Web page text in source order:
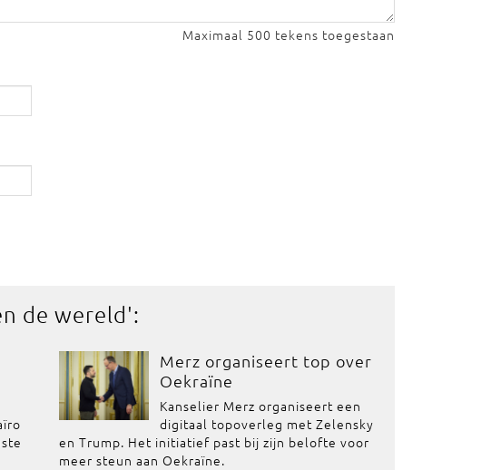
Maximaal 500 tekens toegestaan
de wereld':
Merz organiseert top over
Oekraïne
Kanselier Merz organiseert een
digitaal topoverleg met Zelensky
en Trump. Het initiatief past bij zijn belofte voor
meer steun aan Oekraïne.